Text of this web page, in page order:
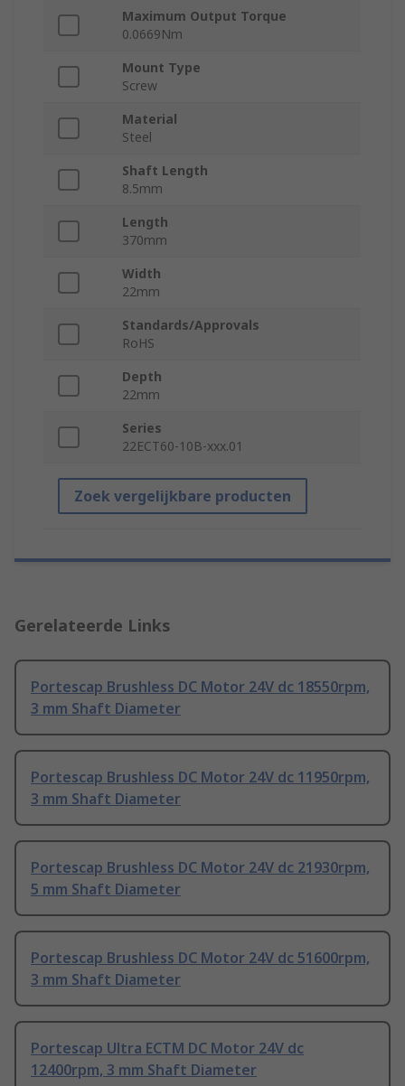
Maximum Output Torque
0.0669Nm
Mount Type
Screw
Material
Steel
Shaft Length
8.5mm
Length
370mm
Width
22mm
Standards/Approvals
RoHS
Depth
22mm
Series
22ECT60-10B-xxx.01
Zoek vergelijkbare producten
Gerelateerde Links
Portescap Brushless DC Motor 24V dc 18550rpm,
3 mm Shaft Diameter
Portescap Brushless DC Motor 24V dc 11950rpm,
3 mm Shaft Diameter
Portescap Brushless DC Motor 24V dc 21930rpm,
5 mm Shaft Diameter
Portescap Brushless DC Motor 24V dc 51600rpm,
3 mm Shaft Diameter
Portescap Ultra ECTM DC Motor 24V dc
12400rpm, 3 mm Shaft Diameter